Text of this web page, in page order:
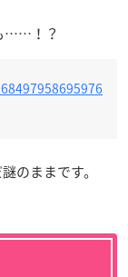
……！？
のままです。